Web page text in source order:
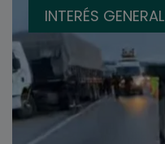
INTERÉS GENERAL